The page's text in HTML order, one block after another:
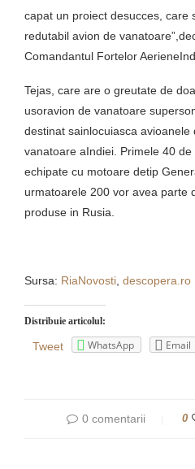
capat un proiect desucces, care
redutabil avion de
Comandantul Fortelor
Tejas, care are o greutate de
usoravion de vanatoare
destinat sainlocuiasca
vanatoare aIndiei. Primele 40
echipate cu motoare detip
urmatoarele 200 vor avea parte
produse in Rusia.
Sursa: RiaNovosti, descopera.ro
Distribuie articolul:
Tweet WhatsApp Email
0 comentarii 0